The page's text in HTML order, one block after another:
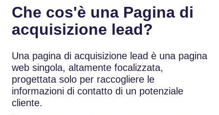
Che cos'è una Pagina di
acquisizione lead?
Una pagina di acquisizione lead è una pagina
web singola, altamente focalizzata,
progettata solo per raccogliere le
informazioni di contatto di un potenziale
cliente.